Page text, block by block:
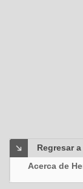
Regresar
Acerca de